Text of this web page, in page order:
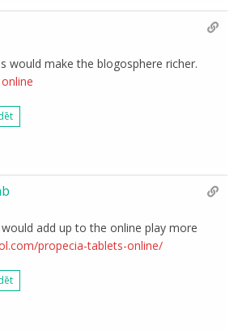
would make the blogosphere richer.
add up to the online play more
propecia-tablets-online/